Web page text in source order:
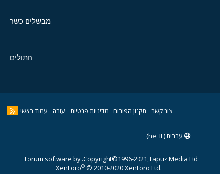
מבשלים כשר
חתולים
צור קשר תקנון הפורום מדיניות פרטיות עזרה עמוד ראשי
עברית (he_IL)
Copyright©1996-2021,Tapuz Media Ltd.
Forum software by
XenForo® © 2010-2020 XenForo Ltd.